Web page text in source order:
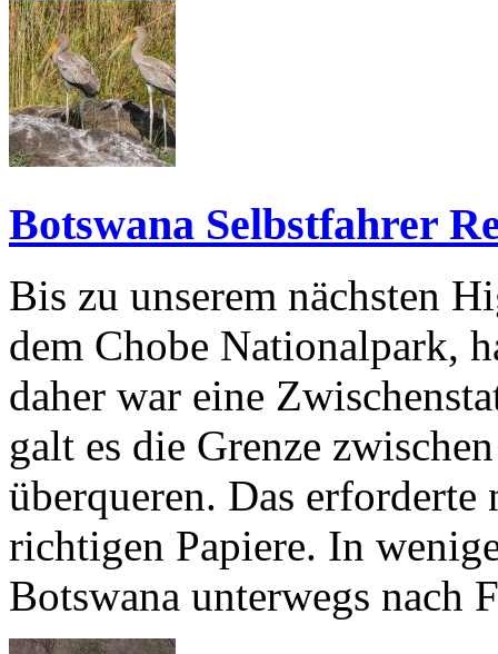
Botswana Selbstfahrer
Bis zu unserem nächsten
dem Chobe Nationalpark,
daher war eine
galt es die Grenze
überqueren. Das
richtigen Papiere. In
Botswana unterwegs